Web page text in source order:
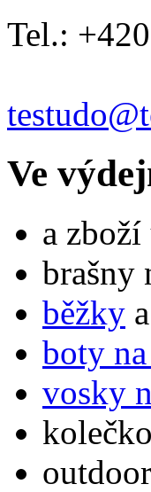
Tel.:
Ve
a zboží
běžky a
boty
vosky